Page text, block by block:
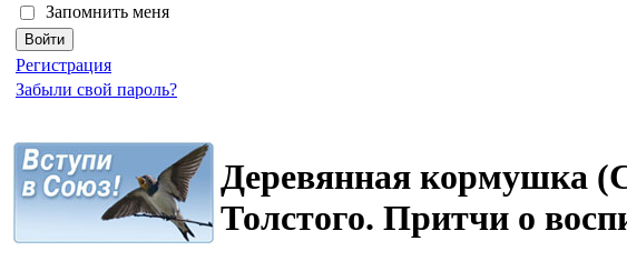
Запомнить меня
Регистрация
Забыли свой пароль?
Деревянная
Толстого. Притчи о